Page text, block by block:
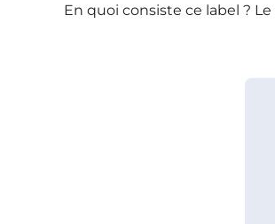
En quoi consiste ce label ?